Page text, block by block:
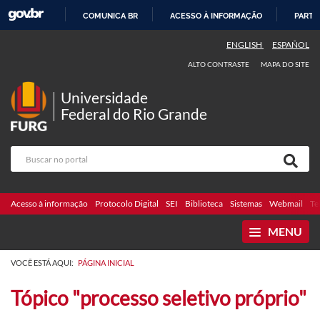
COMUNICA BR ACESSO À INFORMAÇÃO
ENGLISH ESPAÑOL
ALTO CONTRASTE MAPA DO SITE
Universidade
Federal do Rio Grande
Acesso à informação Protocolo Digital SEI Biblioteca Sistemas Webmail
MENU
VOCÊ ESTÁ AQUI: PÁGINA INICIAL
Tópico "processo seletivo próprio"